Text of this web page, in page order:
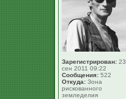
Зарегистрирован: 23
сен 2011 09:22
Сообщения: 522
Откуда: Зона
рискованного
земледелия